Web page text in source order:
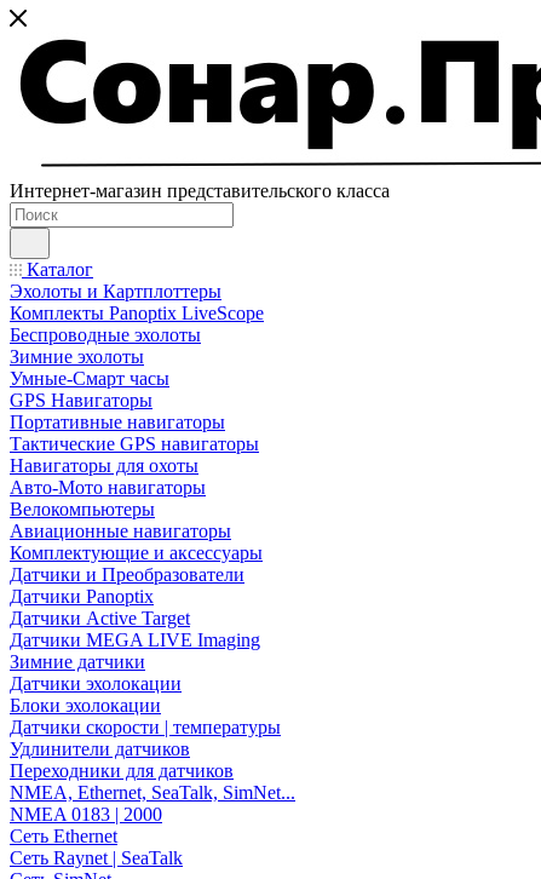
Интернет-магазин представительского класса
Каталог
Эхолоты и Картплоттеры
Комплекты Panoptix LiveScope
Беспроводные эхолоты
Зимние эхолоты
Умные-Смарт часы
GPS Навигаторы
Портативные навигаторы
Тактические GPS навигаторы
Навигаторы для охоты
Авто-Мото навигаторы
Велокомпьютеры
Авиационные навигаторы
Комплектующие и аксессуары
Датчики и Преобразователи
Датчики Panoptix
Датчики Active Target
Датчики MEGA LIVE Imaging
Зимние датчики
Датчики эхолокации
Блоки эхолокации
Датчики скорости | температуры
Удлинители датчиков
Переходники для датчиков
NMEA, Ethernet, SeaTalk, SimNet...
NMEA 0183 | 2000
Сеть Ethernet
Сеть Raynet | SeaTalk